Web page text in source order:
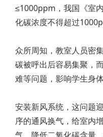
≤1000ppm，我国《室
化碳浓度不得超过
众所周知，教室人员密
碳被呼出后容易集聚，
难等问题，影响学生身
安装新风系统，这问题
序的通风换气，给室内